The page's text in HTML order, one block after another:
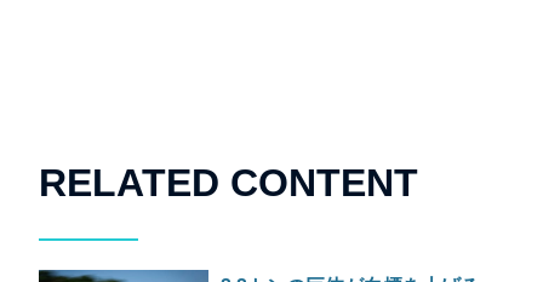
RELATED CONTENT